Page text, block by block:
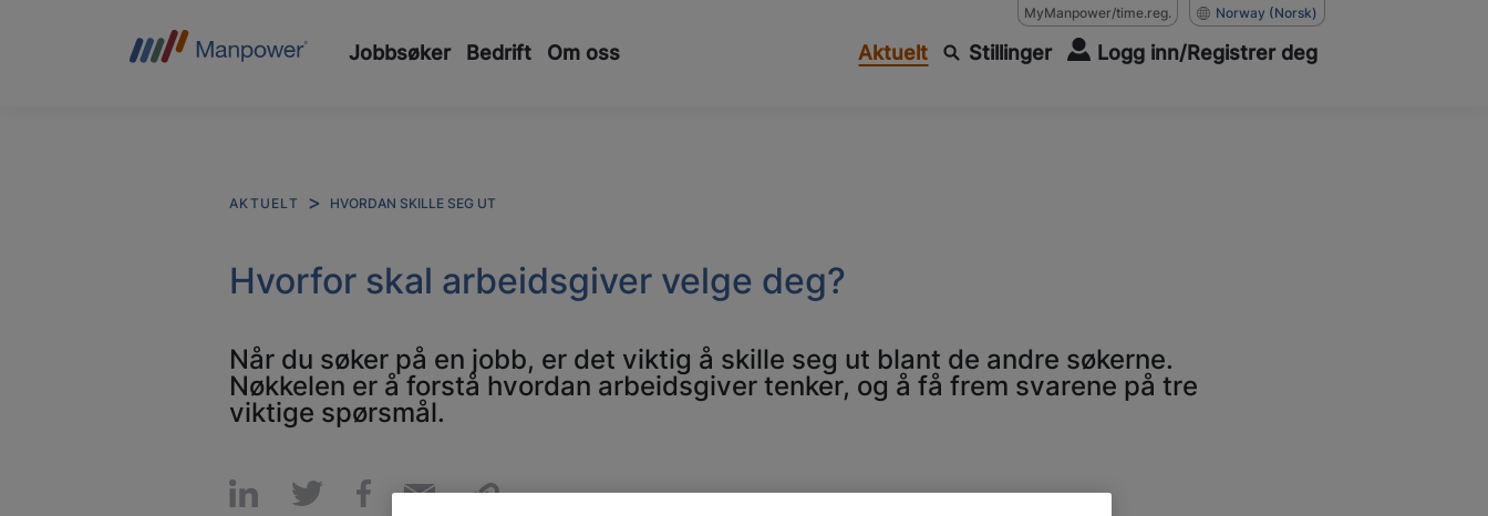
MyManpower/time.reg. Norway (Norsk)
Jobbsøker Bedrift Om oss Aktuelt Stillinger Logg inn/Registrer deg
AKTUELT HVORDAN SKILLE SEG UT
Hvorfor skal arbeidsgiver velge deg?
Når du søker på en jobb, er det viktig å skille seg ut blant de andre søkerne.
Nøkkelen er å forstå hvordan arbeidsgiver tenker, og å få frem svarene på tre
viktige spørsmål.